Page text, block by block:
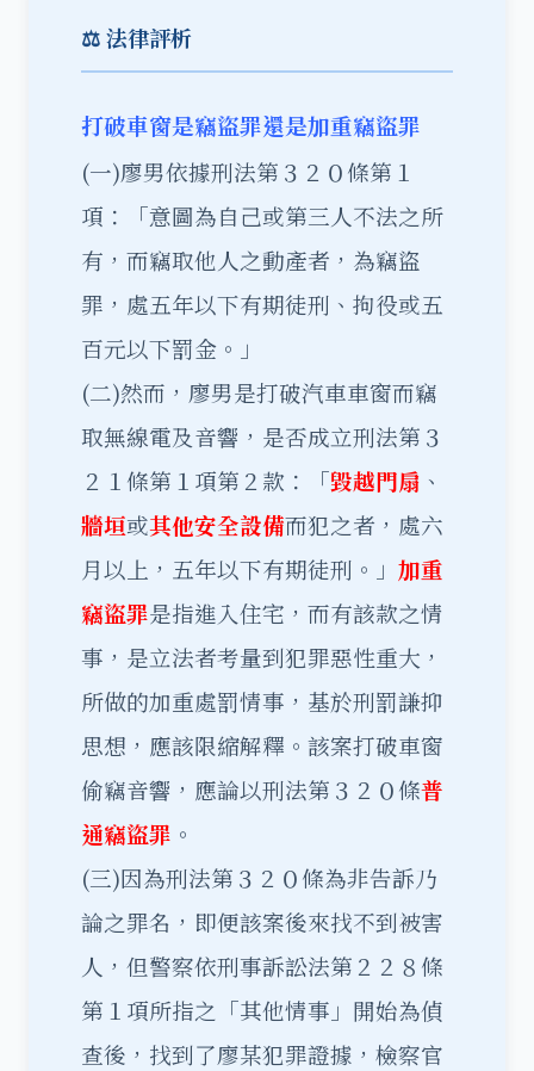
⚖️ 法律評析
打破車窗是竊盜罪還是加重竊盜罪
(一)廖男依據刑法第３２０條第１
項：「意圖為自己或第三人不法之所
有，而竊取他人之動產者，為竊盜
罪，處五年以下有期徒刑、拘役或五
百元以下罰金。」
(二)然而，廖男是打破汽車車窗而竊
取無線電及音響，是否成立刑法第３
２１條第１項第２款：「毀越門扇 、
牆垣或其他安全設備而犯之者，處六
月以上，五年以下有期徒刑。」 加重
竊盜罪是指進入住宅，而有該款之情
事，是立法者考量到犯罪惡性重大，
所做的加重處罰情事，基於刑罰謙抑
思想，應該限縮解釋。該案打破車窗
偷竊音響，應論以刑法第３２０條普
通竊盜罪 。
(三)因為刑法第３２０條為非告訴乃
論之罪名，即便該案後來找不到被害
人，但警察依刑事訴訟法第２２８條
第１項所指之「其他情事」開始為偵
查後，找到了廖某犯罪證據，檢察官